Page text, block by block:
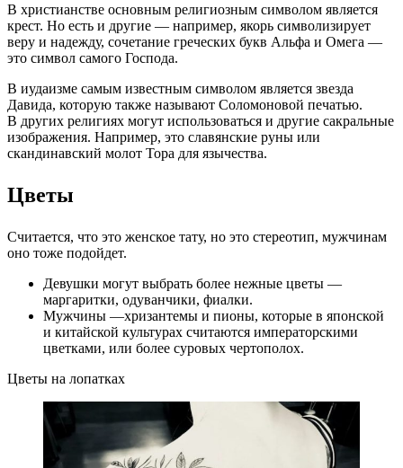
В христианстве основным религиозным символом является
крест. Но есть и другие — например, якорь символизирует
веру и надежду, сочетание греческих букв Альфа и Омега —
это символ самого Господа.
В иудаизме самым известным символом является звезда
Давида, которую также называют Соломоновой печатью.
В других религиях могут использоваться и другие сакральные
изображения. Например, это славянские руны или
скандинавский молот Тора для язычества.
Цветы
Считается, что это женское тату, но это стереотип, мужчинам
оно тоже подойдет.
Девушки могут выбрать более нежные цветы —
маргаритки, одуванчики, фиалки.
Мужчины —хризантемы и пионы, которые в японской
и китайской культурах считаются императорскими
цветками, или более суровых чертополох.
Цветы на лопатках